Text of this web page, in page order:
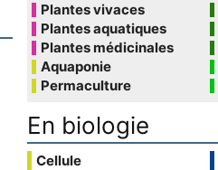
Plantes vivaces
Plantes aquatiques
Plantes médicinales
Aquaponie
Permaculture
En biologie
Cellule